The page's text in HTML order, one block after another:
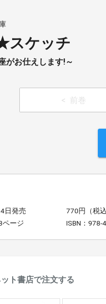
スケッチ
がお仕えします!～
前巻
日発売
770円（税込
ページ
ISBN：978-
ト書店で注文する